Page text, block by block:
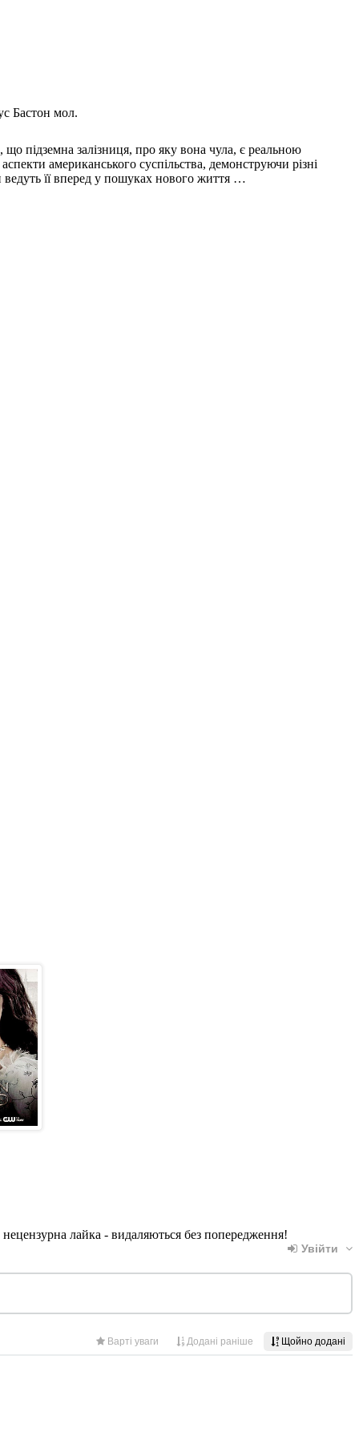
Бастон мол.
підземна залізниця, про яку вона чула, є реальною
американського суспільства, демонструючи різні
ведуть її вперед у пошуках нового життя …
лайка - видаляються без попередження!